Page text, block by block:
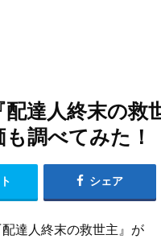
達人終末の救
調べてみた！
シェア
達人終末の救世主』が